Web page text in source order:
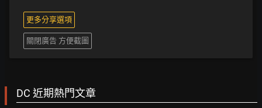
更多分享選項
關閉廣告 方便截圖
DC 近期熱門文章